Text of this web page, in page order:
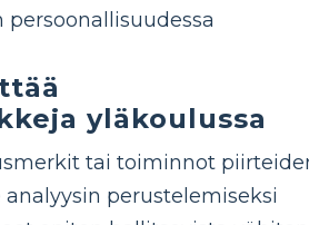
yläkoulussa
tai toiminnot
perustelemiseksi